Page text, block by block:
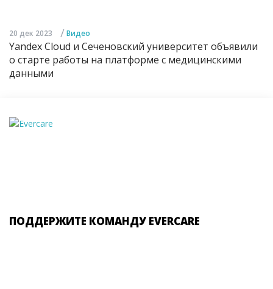
20 дек 2023 / Видео
Yandex Cloud и Сеченовский университет объявили
о старте работы на платформе с медицинскими
данными
ПОДДЕРЖИТЕ КОМАНДУ EVERCARE